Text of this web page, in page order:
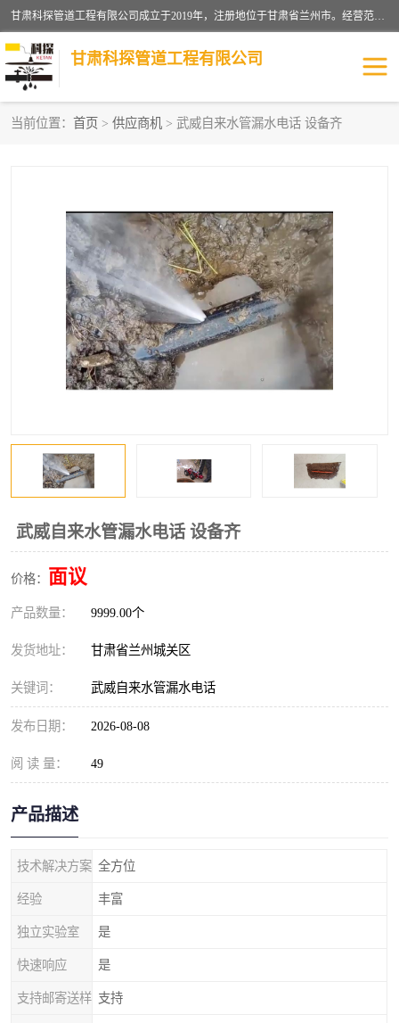
甘肃科探管道工程有限公司成立于2019年，注册地位于甘肃省兰州市。经营范围包括管道安装、清洗、疏通、维修、检测，防水工程，工程钻孔，化粪池清理，暖气安装，给排水管道安装维修，室内外管道如消防、供水、供热管道漏水检测定位，室内外防水堵漏等。
甘肃科探管道工程有限公司
当前位置： 首页 > 供应商机 > 武威自来水管漏水电话 设备齐
武威自来水管漏水电话 设备齐
价格： 面议
产品数量： 9999.00个
发货地址： 甘肃省兰州城关区
关键词： 武威自来水管漏水电话
发布日期： 2026-08-08
阅 读 量： 49
产品描述
技术解决方案 全方位
经验 丰富
独立实验室 是
快速响应 是
支持邮寄送样 支持
供热管道漏水 排水管道漏水
自来水管漏水 管道疏通
高压车疏通清淤